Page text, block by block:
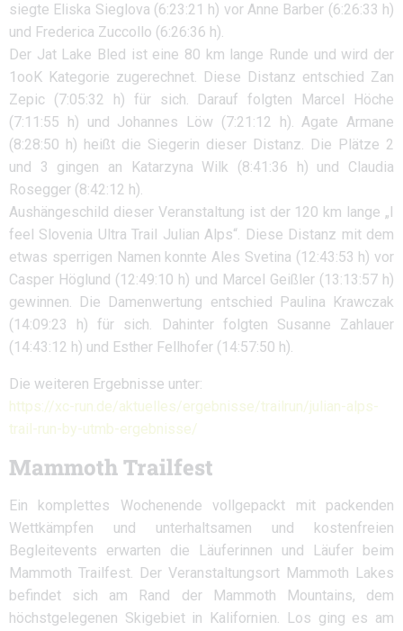
siegte Eliska Sieglova (6:23:21 h) vor Anne Barber (6:26:33 h)
und Frederica Zuccollo (6:26:36 h).
Der Jat Lake Bled ist eine 80 km lange Runde und wird der
1ooK Kategorie zugerechnet. Diese Distanz entschied Zan
Zepic (7:05:32 h) für sich. Darauf folgten Marcel Höche
(7:11:55 h) und Johannes Löw (7:21:12 h). Agate Armane
(8:28:50 h) heißt die Siegerin dieser Distanz. Die Plätze 2
und 3 gingen an Katarzyna Wilk (8:41:36 h) und Claudia
Rosegger (8:42:12 h).
Aushängeschild dieser Veranstaltung ist der 120 km lange „I
feel Slovenia Ultra Trail Julian Alps“. Diese Distanz mit dem
etwas sperrigen Namen konnte Ales Svetina (12:43:53 h) vor
Casper Höglund (12:49:10 h) und Marcel Geißler (13:13:57 h)
gewinnen. Die Damenwertung entschied Paulina Krawczak
(14:09:23 h) für sich. Dahinter folgten Susanne Zahlauer
(14:43:12 h) und Esther Fellhofer (14:57:50 h).
Die weiteren Ergebnisse unter:
https://xc-run.de/aktuelles/ergebnisse/trailrun/julian-alps-
trail-run-by-utmb-ergebnisse/
Mammoth Trailfest
Ein komplettes Wochenende vollgepackt mit packenden
Wettkämpfen und unterhaltsamen und kostenfreien
Begleitevents erwarten die Läuferinnen und Läufer beim
Mammoth Trailfest. Der Veranstaltungsort Mammoth Lakes
befindet sich am Rand der Mammoth Mountains, dem
höchstgelegenen Skigebiet in Kalifornien. Los ging es am